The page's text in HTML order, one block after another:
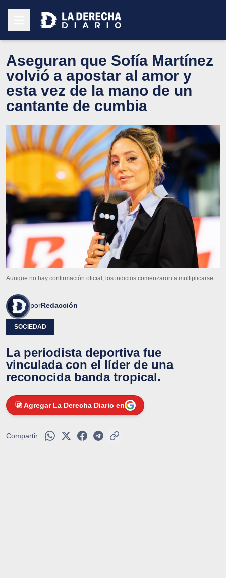
Aseguran que Sofía Martínez
volvió a apostar al amor y
esta vez de la mano de un
cantante de cumbia
Aunque no hay confirmación oficial, los indicios comenzaron a multiplicarse.
porRedacción
SOCIEDAD
La periodista deportiva fue
vinculada con el líder de una
reconocida banda tropical.
Agregar La Derecha Diario en
Compartir: